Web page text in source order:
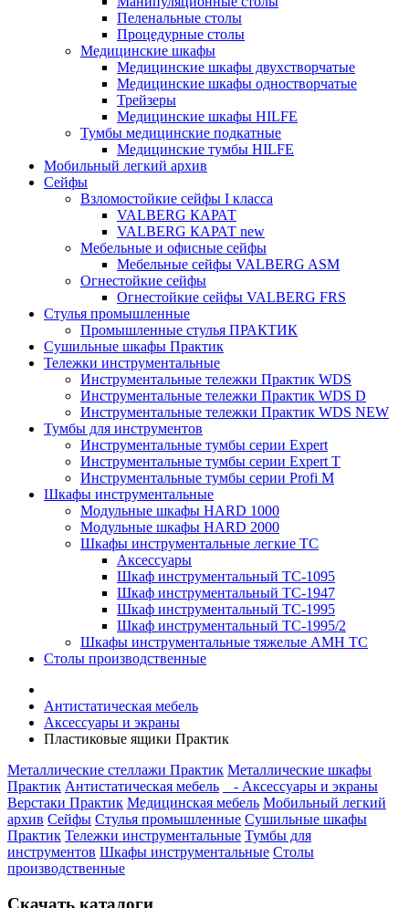
Пеленальные столы
Процедурные столы
Медицинские шкафы
Медицинские шкафы двухстворчатые
Медицинские шкафы одностворчатые
Трейзеры
Медицинские шкафы HILFE
Тумбы медицинские подкатные
Медицинские тумбы HILFE
Мобильный легкий архив
Сейфы
Взломостойкие сейфы I класса
VALBERG КАРАТ
VALBERG КАРАТ new
Мебельные и офисные сейфы
Мебельные сейфы VALBERG ASM
Огнестойкие сейфы
Огнестойкие сейфы VALBERG FRS
Стулья промышленные
Промышленные стулья ПРАКТИК
Сушильные шкафы Практик
Тележки инструментальные
Инструментальные тележки Практик WDS
Инструментальные тележки Практик WDS D
Инструментальные тележки Практик WDS NEW
Тумбы для инструментов
Инструментальные тумбы серии Expert
Инструментальные тумбы серии Expert T
Инструментальные тумбы серии Profi M
Шкафы инструментальные
Модульные шкафы HARD 1000
Модульные шкафы HARD 2000
Шкафы инструментальные легкие ТС
Аксессуары
Шкаф инструментальный TC-1095
Шкаф инструментальный TC-1947
Шкаф инструментальный TC-1995
Шкаф инструментальный TC-1995/2
Шкафы инструментальные тяжелые AMH TC
Столы производственные
Антистатическая мебель
Аксессуары и экраны
Пластиковые ящики Практик
Металлические стеллажи Практик Металлические шкафы
Практик Антистатическая мебель
- Аксессуары и экраны
Верстаки Практик Медицинская мебель Мобильный легкий
архив Сейфы Стулья промышленные Сушильные шкафы
Практик Тележки инструментальные Тумбы для
инструментов Шкафы инструментальные Столы
производственные
Скачать каталоги